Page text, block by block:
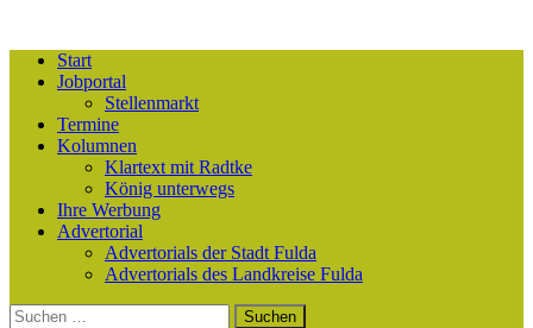
Start
Jobportal
Stellenmarkt
Termine
Kolumnen
Klartext mit Radtke
König unterwegs
Ihre Werbung
Advertorial
Advertorials der Stadt Fulda
Advertorials des Landkreise Fulda
Suchen